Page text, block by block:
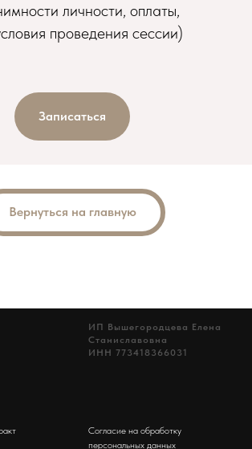
личности, оплаты,
проведения сессии)
Записаться
Вернуться на главную
ИП Вышегородцева Елена
Станиславовна
ИНН 773418366031
Согласие на обработку
персональных данных